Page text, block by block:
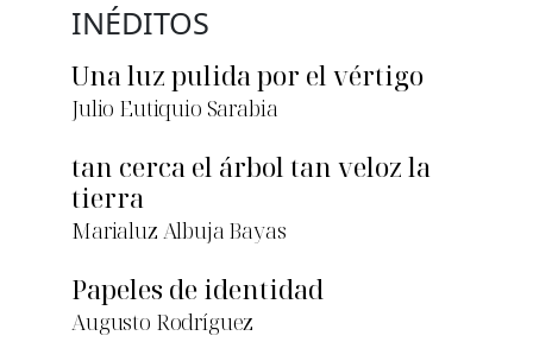
INÉDITOS
Una luz pulida por el vértigo
Julio Eutiquio Sarabia
tan cerca el árbol tan veloz la
tierra
Marialuz Albuja Bayas
Papeles de identidad
Augusto Rodríguez